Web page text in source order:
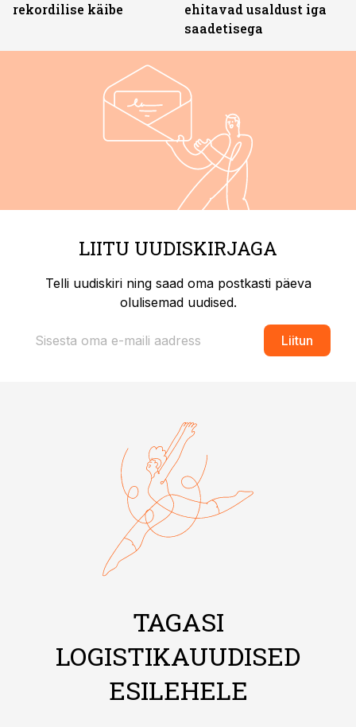
rekordilise käibe
ehitavad usaldust iga
saadetisega
LIITU UUDISKIRJAGA
Telli uudiskiri ning saad oma postkasti päeva
olulisemad uudised.
Liitun
TAGASI
LOGISTIKAUUDISED
ESILEHELE